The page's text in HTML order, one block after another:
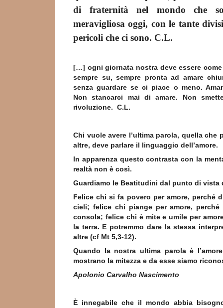
di fraternità nel mondo che
meravigliosa oggi, con le tante
pericoli che ci sono. C.L.
[…] ogni giornata nostra deve essere
sempre su, sempre pronta ad amare
senza guardare se ci piace o meno.
Non stancarci mai di amare. Non
rivoluzione. C.L.
Chi vuole avere l’ultima parola, quella che
altre, deve parlare il linguaggio dell’amore.
In apparenza questo contrasta con la
realtà non è così.
Guardiamo le Beatitudini dal punto di vista
Felice chi si fa povero per amore, perché
cieli; felice chi piange per amore, perché
consola; felice chi è mite e umile per
la terra. E potremmo dare la stessa
altre (cf Mt 5,3-12).
Quando la nostra ultima parola è
mostrano la mitezza e da esse siamo
Apolonio Carvalho Nascimento
È innegabile che il mondo abbia